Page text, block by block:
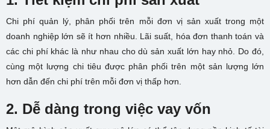
Chi phí quản lý, phân phối trên mỗi đơn vị sản xuất trong một
doanh nghiệp lớn sẽ ít hơn nhiều. Lãi suất, hóa đơn thanh toán và
các chi phí khác là như nhau cho dù sản xuất lớn hay nhỏ. Do đó,
cùng một lượng chi tiêu được phân phối trên một sản lượng lớn
hơn dẫn đến chi phí trên mỗi đơn vị thấp hơn.
2. Dễ dàng trong việc vay vốn